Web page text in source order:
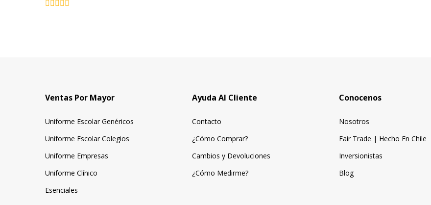
Ventas Por Mayor
Uniforme Escolar Genéricos
Uniforme Escolar Colegios
Uniforme Empresas
Uniforme Clínico
Esenciales
Ayuda Al Cliente
Contacto
¿Cómo Comprar?
Cambios y Devoluciones
¿Cómo Medirme?
Conocenos
Nosotros
Fair Trade | Hecho En Chile
Inversionistas
Blog